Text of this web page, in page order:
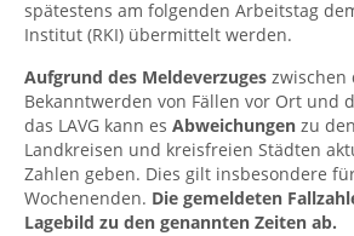
spätestens am folgenden Arbeitstag
Institut (RKI) übermittelt werden.
Aufgrund des Meldeverzuges zwischen
Bekanntwerden von Fällen vor Ort und
das LAVG kann es Abweichungen zu
Landkreisen und kreisfreien Städten
Zahlen geben. Dies gilt insbesondere
Wochenenden. Die gemeldeten
Lagebild zu den genannten Zeiten ab.